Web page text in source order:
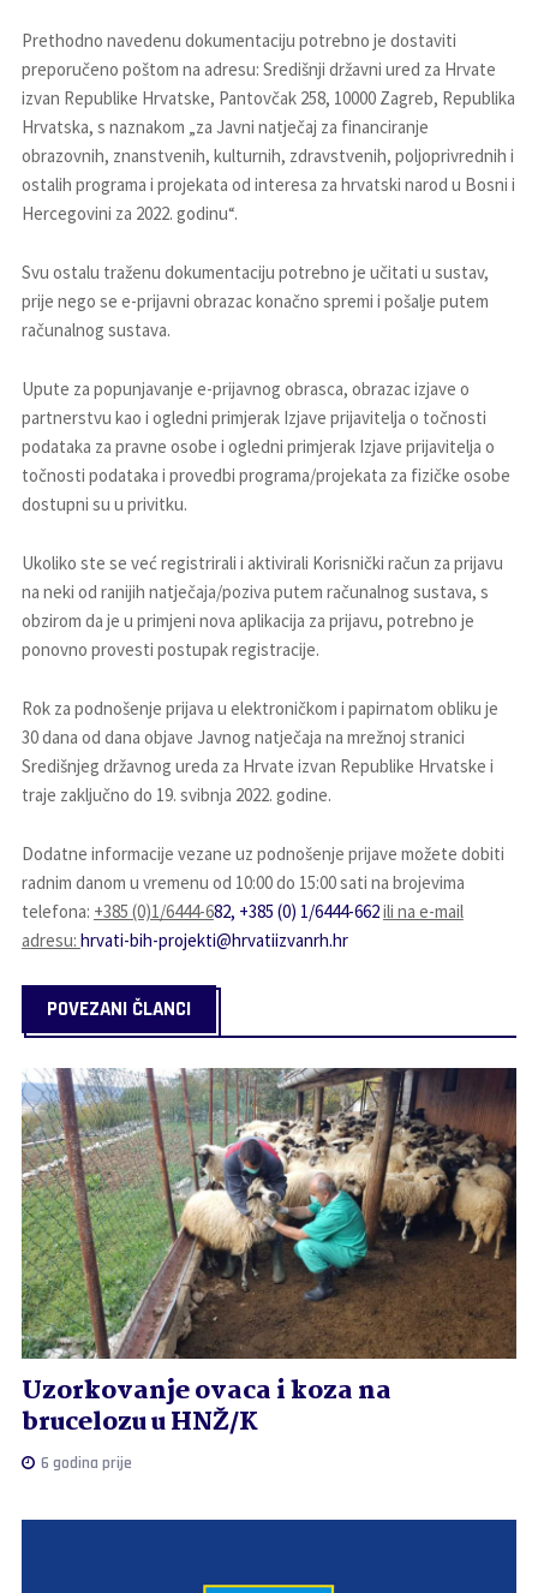
Prethodno navedenu dokumentaciju potrebno je dostaviti
preporučeno poštom na adresu: Središnji državni ured za Hrvate
izvan Republike Hrvatske, Pantovčak 258, 10000 Zagreb, Republika
Hrvatska, s naznakom „za Javni natječaj za financiranje
obrazovnih, znanstvenih, kulturnih, zdravstvenih, poljoprivrednih i
ostalih programa i projekata od interesa za hrvatski narod u Bosni i
Hercegovini za 2022. godinu“.
Svu ostalu traženu dokumentaciju potrebno je učitati u sustav,
prije nego se e-prijavni obrazac konačno spremi i pošalje putem
računalnog sustava.
Upute za popunjavanje e-prijavnog obrasca, obrazac izjave o
partnerstvu kao i ogledni primjerak Izjave prijavitelja o točnosti
podataka za pravne osobe i ogledni primjerak Izjave prijavitelja o
točnosti podataka i provedbi programa/projekata za fizičke osobe
dostupni su u privitku.
Ukoliko ste se već registrirali i aktivirali Korisnički račun za prijavu
na neki od ranijih natječaja/poziva putem računalnog sustava, s
obzirom da je u primjeni nova aplikacija za prijavu, potrebno je
ponovno provesti postupak registracije.
Rok za podnošenje prijava u elektroničkom i papirnatom obliku je
30 dana od dana objave Javnog natječaja na mrežnoj stranici
Središnjeg državnog ureda za Hrvate izvan Republike Hrvatske i
traje zaključno do 19. svibnja 2022. godine.
Dodatne informacije vezane uz podnošenje prijave možete dobiti
radnim danom u vremenu od 10:00 do 15:00 sati na brojevima
telefona: +385 (0)1/6444-682, +385 (0) 1/6444-662ili na e-mail
adresu: hrvati-bih-projekti@hrvatiizvanrh.hr
POVEZANI ČLANCI
Uzorkovanje ovaca i koza na
brucelozu u HNŽ/K
6 godina prije